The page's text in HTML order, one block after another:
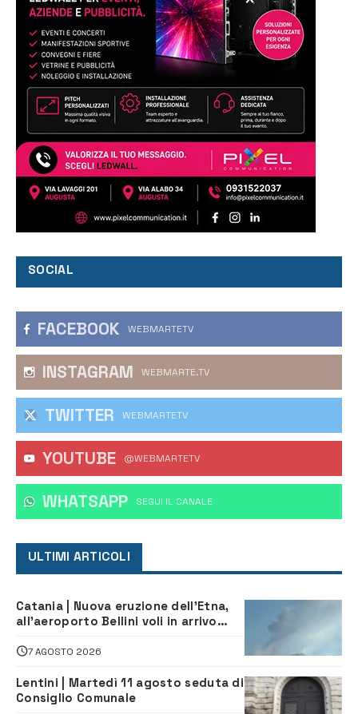
SOCIAL
FACEBOOK WEBMARTETV
INSTAGRAM WEBMARTE.TV
TWITTER WEBMARTETV
YOUTUBE @WEBMARTETV
WHATSAPP ‎SEGUI IL CANALE
ULTIMI ARTICOLI
Catania | Nuova eruzione dell’Etna,
all’aeroporto Bellini voli in arrivo
7 AGOSTO 2026
Lentini | Martedì 11 agosto seduta di
Consiglio Comunale